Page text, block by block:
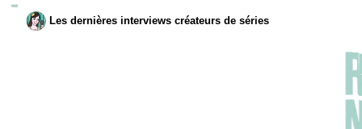
Les dernières interviews créateurs de séries